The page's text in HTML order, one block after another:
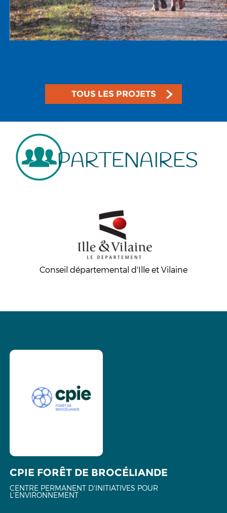
TOUS LES PROJETS
PARTENAIRES
Conseil départemental d'Ille et Vilaine
CPIE FORÊT DE BROCÉLIANDE
CENTRE PERMANENT D'INITIATIVES POUR
L'ENVIRONNEMENT